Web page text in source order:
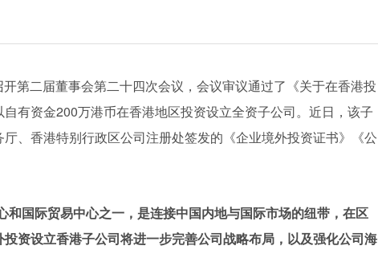
第二届董事会第二十四次会议，会议审议通过了《关于在香港投
有资金200万港币在香港地区投资设立全资子公司。近日，该子
、香港特别行政区公司注册处签发的《企业境外投资证书》《公
国际贸易中心之一，是连接中国内地与国际市场的纽带，在区
资设立香港子公司将进一步完善公司战略布局，以及强化公司海